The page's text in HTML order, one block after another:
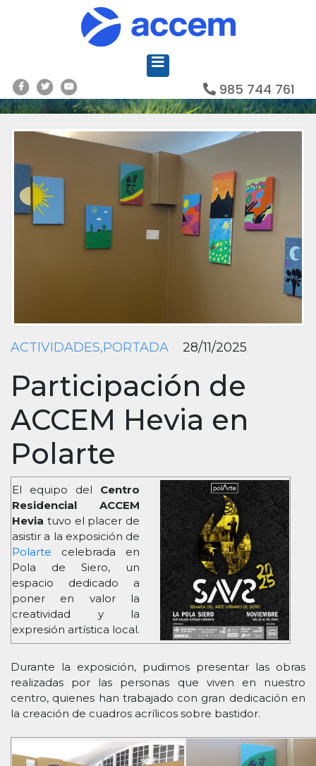
985 744 761
ACTIVIDADES,PORTADA 28/11/2025
Participación de
ACCEM Hevia en
Polarte
El equipo del Centro
Residencial ACCEM
Hevia tuvo el placer de
asistir a la exposición de
Polarte celebrada en
Pola de Siero, un
espacio dedicado a
poner en valor la
creatividad y la
expresión artística local.
Durante la exposición, pudimos presentar las obras
realizadas por las personas que viven en nuestro
centro, quienes han trabajado con gran dedicación en
la creación de cuadros acrílicos sobre bastidor.